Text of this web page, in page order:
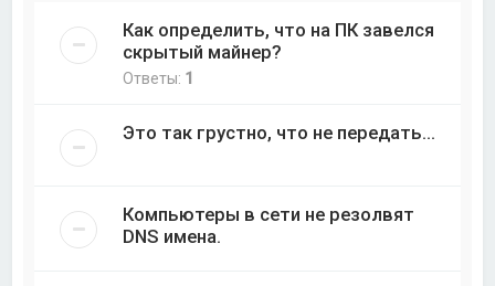
Как определить, что на ПК завелся
скрытый майнер?
Ответы: 1
Это так грустно, что не передать...
Компьютеры в сети не резолвят
DNS имена.